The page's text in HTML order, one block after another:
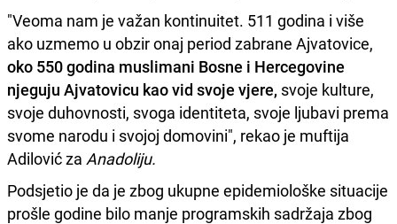
"Veoma nam je važan kontinuitet. 511 godina i više
ako uzmemo u obzir onaj period zabrane Ajvatovice,
oko 550 godina muslimani Bosne i Hercegovine
njeguju Ajvatovicu kao vid svoje vjere, svoje kulture,
svoje duhovnosti, svoga identiteta, svoje ljubavi prema
svome narodu i svojoj domovini", rekao je muftija
Adilović za Anadoliju.
Podsjetio je da je zbog ukupne epidemiološke situacije
prošle godine bilo manje programskih sadržaja zbog